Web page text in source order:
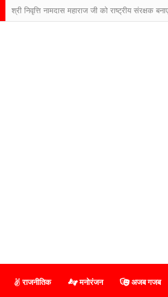
श्री निवृत्ति नामदास महाराज जी को राष्ट्रीय संरक्षक
राजनीतिक मनोरंजन अजब गजब